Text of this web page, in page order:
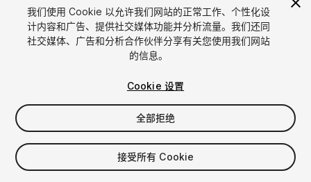
1/2
FREE
in the past week
我们使用 Cookie 以允许我们网站的正常工作、个性化设
计内容和广告、提供社交媒体功能并分析流量。我们还同
社交媒体、广告和分析合作伙伴分享有关您使用我们网站
的信息。
Cookie 设置
全部拒绝
接受所有 Cookie